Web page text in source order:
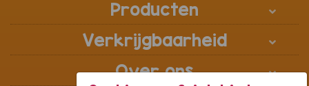
Producten
Verkrijgbaarheid
Over ons